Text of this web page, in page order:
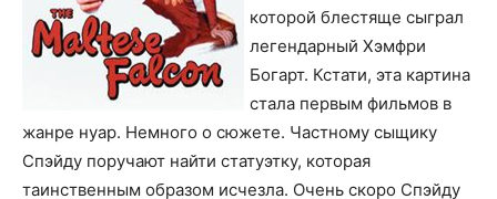
которой блестяще сыграл
легендарный Хэмфри
Богарт. Кстати, эта картина
стала первым фильмов в
жанре нуар. Немного о сюжете. Частному сыщику
Спэйду поручают найти статуэтку, которая
таинственным образом исчезла. Очень скоро Спэйду